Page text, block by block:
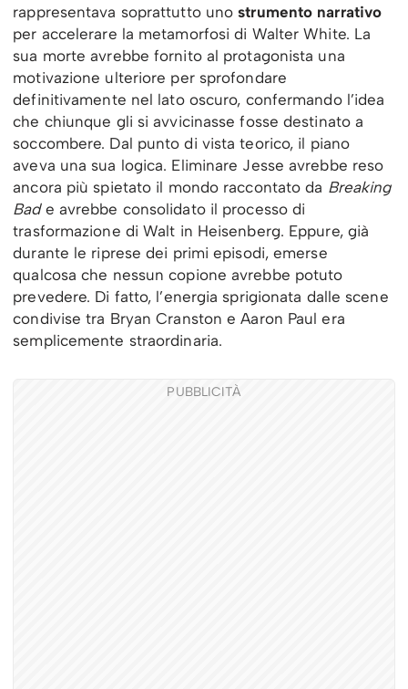
rappresentava soprattutto unostrumento narrativo
per accelerare la metamorfosi di Walter White. La
sua morte avrebbe fornito al protagonista una
motivazione ulteriore per sprofondare
definitivamente nel lato oscuro, confermando l’idea
che chiunque gli si avvicinasse fosse destinato a
soccombere. Dal punto di vista teorico, il piano
aveva una sua logica. Eliminare Jesse avrebbe reso
ancora più spietato il mondo raccontato da Breaking
Bade avrebbe consolidato il processo di
trasformazione di Walt in Heisenberg. Eppure, già
durante le riprese dei primi episodi, emerse
qualcosa che nessun copione avrebbe potuto
prevedere. Di fatto, l’energia sprigionata dalle scene
condivise tra Bryan Cranston e Aaron Paul era
semplicemente straordinaria.
PUBBLICITÀ